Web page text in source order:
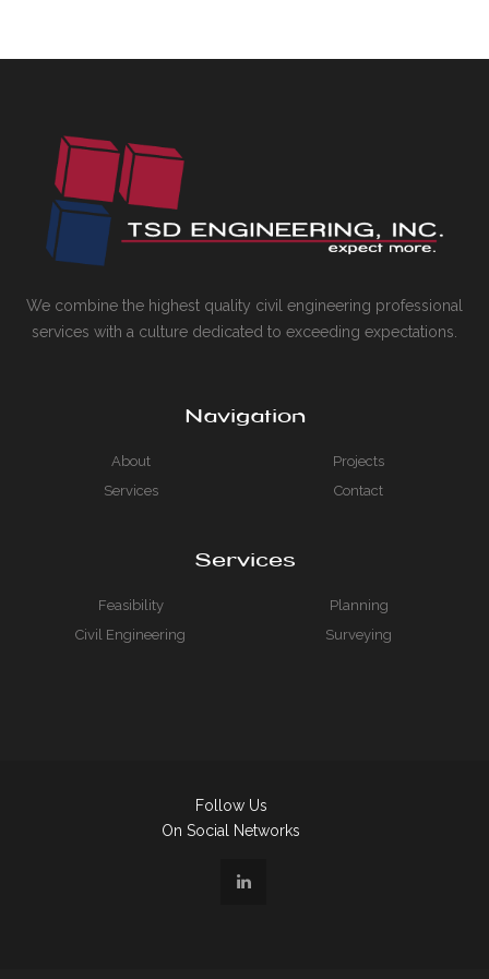
We combine the highest quality civil engineering professional
services with a culture dedicated to exceeding expectations.
Navigation
About
Projects
Services
Contact
Services
Feasibility
Planning
Civil Engineering
Surveying
Follow Us
On Social Networks